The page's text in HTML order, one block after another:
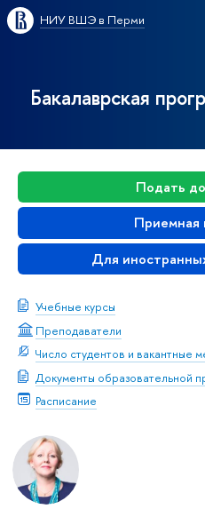
НИУ ВШЭ в Перми
Бакалаврская
Подать
Приемная
Для
Учебные курсы
Преподаватели
Число студентов и вакантные
Документы образовательной
Расписание